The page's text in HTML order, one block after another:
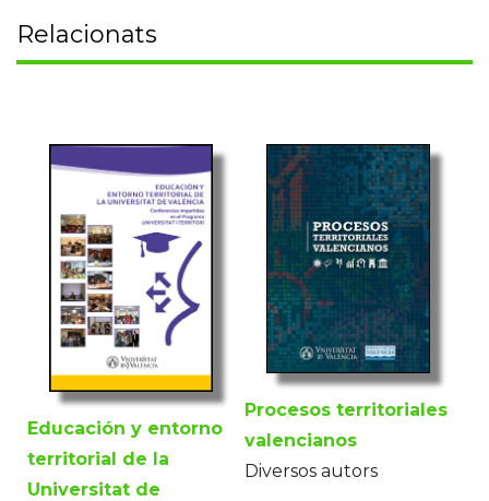
Relacionats
Educación y entorno
territorial de la
Universitat de
Procesos territoriales
valencianos
Diversos autors